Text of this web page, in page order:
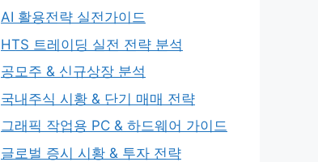
AI 활용전략 실전가이드
HTS 트레이딩 실전 전략 분석
공모주 & 신규상장 분석
국내주식 시황 & 단기 매매 전략
그래픽 작업용 PC & 하드웨어 가이드
글로벌 증시 시황 & 투자 전략